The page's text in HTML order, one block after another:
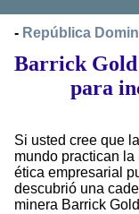
- República
Barrick Gold
para
Si usted cree que
mundo practican
ética empresarial
descubrió una
minera Barrick